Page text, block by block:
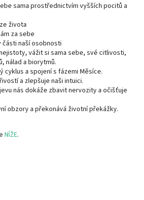
sama prostřednictvím vyšších pocitů a
života
za sebe
naší osobnosti
vážit si sama sebe, své citlivosti,
nálad a biorytmů.
cyklus a spojení s fázemi Měsíce.
a zlepšuje naši intuici.
nás dokáže zbavit nervozity a očišťuje
obzory a překonává životní překážky.
NÍŽE.